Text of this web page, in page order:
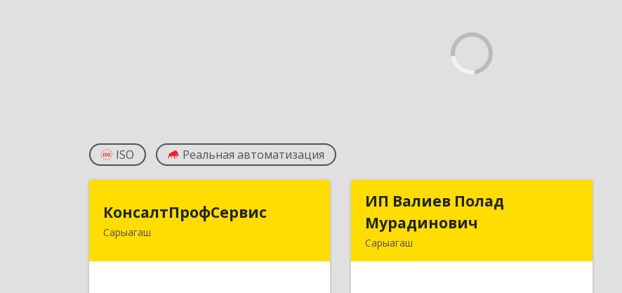
ISO Реальная автоматизация
КонсалтПрофСервис
Сарыагаш
КонсалтПрофСервис
160900, Республика Казахстан,
ИП Валиев Полад
Мурадинович
Сарыагаш
ИП Валиев Полад
Мурадинович